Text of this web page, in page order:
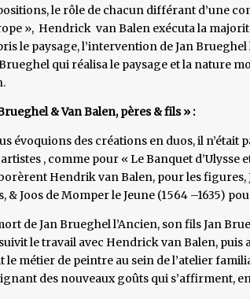
le rôle de chacun différant d’une
», Hendrick van Balen exécuta la
le paysage, l’intervention de Jan
Brueghel qui réalisa le paysage et la nature
& Van Balen, pères & fils » :
évoquions des créations en duos, il
, comme pour « Le Banquet d’Ulysse
Hendrik van Balen, pour les figures,
& Joos de Momper le Jeune (1564 –1635)
de Jan Brueghel l’Ancien, son fils Jan
le travail avec Hendrick van Balen, puis
le métier de peintre au sein de l’atelier
des nouveaux goûts qui s’affirment,